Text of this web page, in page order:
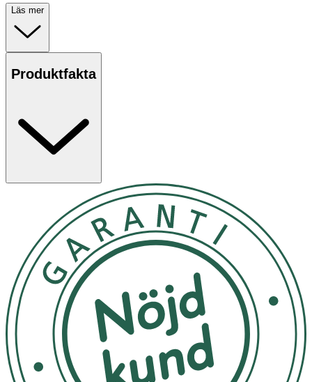
Läs mer
Produktfakta